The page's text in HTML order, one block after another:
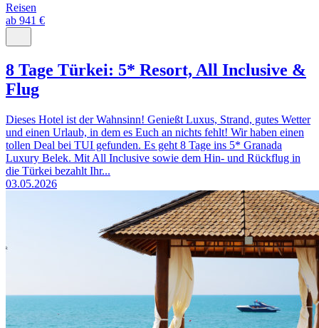
Reisen
ab 941 €
8 Tage Türkei: 5* Resort, All Inclusive &
Flug
Dieses Hotel ist der Wahnsinn! Genießt Luxus, Strand, gutes Wetter
und einen Urlaub, in dem es Euch an nichts fehlt! Wir haben einen
tollen Deal bei TUI gefunden. Es geht 8 Tage ins 5* Granada
Luxury Belek. Mit All Inclusive sowie dem Hin- und Rückflug in
die Türkei bezahlt Ihr...
03.05.2026